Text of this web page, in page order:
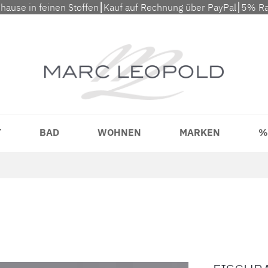
in feinen Stoffen⎮Kauf auf Rechnung über PayPal⎮5%
BAD WOHNEN MARKEN